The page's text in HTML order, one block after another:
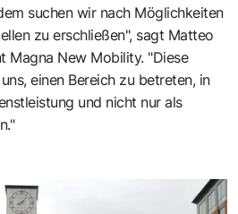
suchen wir nach Möglichkeiten
zu erschließen", sagt Matteo
Magna New Mobility. "Diese
einen Bereich zu betreten, in
und nicht nur als